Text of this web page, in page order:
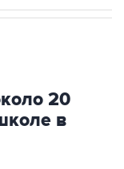
20
в
В результате